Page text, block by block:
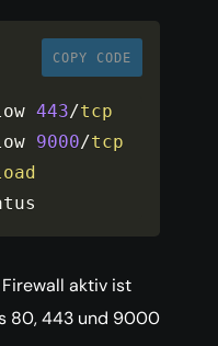
COPY CODE
443/tcp
9000/tcp
aktiv ist
80, 443 und 9000